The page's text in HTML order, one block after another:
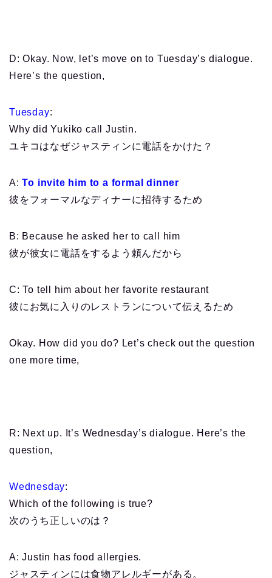
D: Okay. Now, let’s move on to Tuesday’s dialogue.
Here’s the question,
Tuesday:
Why did Yukiko call Justin.
ユキコはなぜジャスティンに電話をかけた？
A:To invite him to a formal dinner
彼をフォーマルなディナーに招待するため
B: Because he asked her to call him
彼が彼女に電話をするよう頼んだから
C: To tell him about her favorite restaurant
彼にお気に入りのレストランについて伝えるため
Okay. How did you do? Let’s check out the question
one more time,
R: Next up. It’s Wednesday’s dialogue. Here’s the
question,
Wednesday:
Which of the following is true?
次のうち正しいのは？
A: Justin has food allergies.
ジャスティンには食物アレルギーがある。